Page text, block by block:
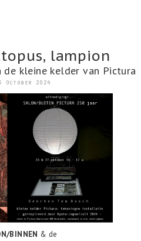
lampion
kleine kelder van Pictura
October 2024
BINNEN & de